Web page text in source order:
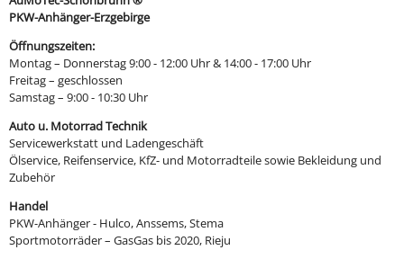
PKW-Anhänger-Erzgebirge
Öffnungszeiten:
Montag – Donnerstag 9:00 - 12:00 Uhr & 14:00 - 17:00 Uhr
Freitag – geschlossen
Samstag – 9:00 - 10:30 Uhr
Auto u. Motorrad Technik
Servicewerkstatt und Ladengeschäft
Ölservice, Reifenservice, KfZ- und Motorradteile sowie Bekleidung und
Zubehör
Handel
PKW-Anhänger - Hulco, Anssems, Stema
Sportmotorräder – GasGas bis 2020, Rieju